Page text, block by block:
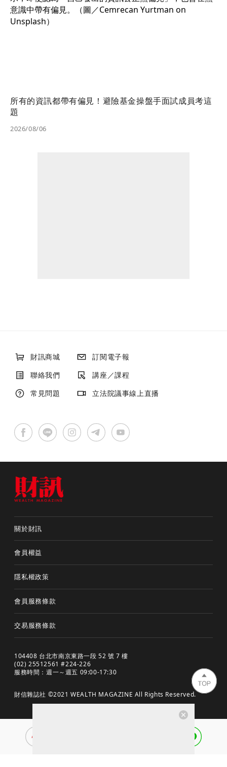
所有的資訊都帶有偏見！避險基金操盤手面試成員考這
題
2026/08/06
財訊商城
訂閱電子報
聯絡我們
講座／課程
常見問題
立法院議事線上直播
關於財訊
會員權益
隱私權政策
會員服務條款
交易服務條款
104408 台北市南京東路一段 52 號 7 樓
(02) 25512561 #224-226
服務時間：週一～週五 09:00-17:30
財信雜誌社 ©2021 WEALTH MAGAZINE All Rights Reserved.